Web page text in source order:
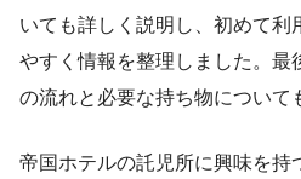
いても詳しく説明し、初めて利
やすく情報を整理しました。最
の流れと必要な持ち物について
帝国ホテルの託児所に興味を持